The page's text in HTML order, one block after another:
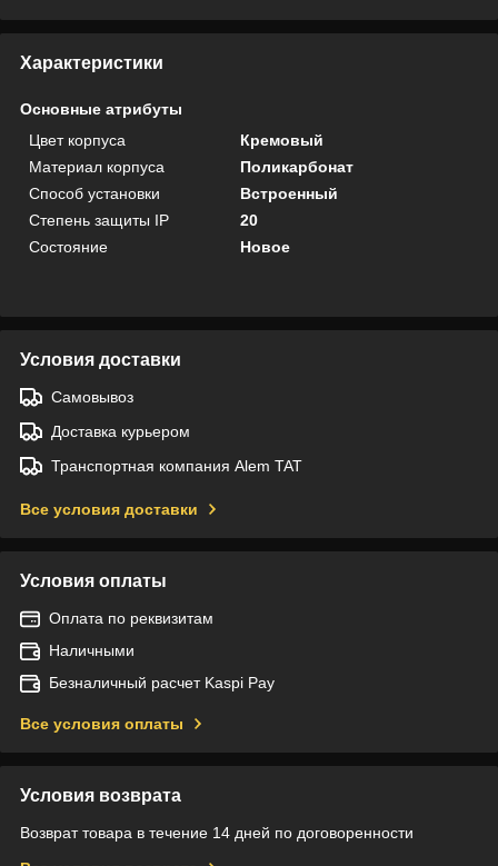
Характеристики
Основные атрибуты
Цвет корпуса
Кремовый
Материал корпуса
Поликарбонат
Способ установки
Встроенный
Степень защиты IP
20
Состояние
Новое
Условия доставки
Самовывоз
Доставка курьером
Транспортная компания Alem TAT
Все условия доставки
Условия оплаты
Оплата по реквизитам
Наличными
Безналичный расчет Kaspi Pay
Все условия оплаты
Условия возврата
Возврат товара в течение 14 дней по договоренности